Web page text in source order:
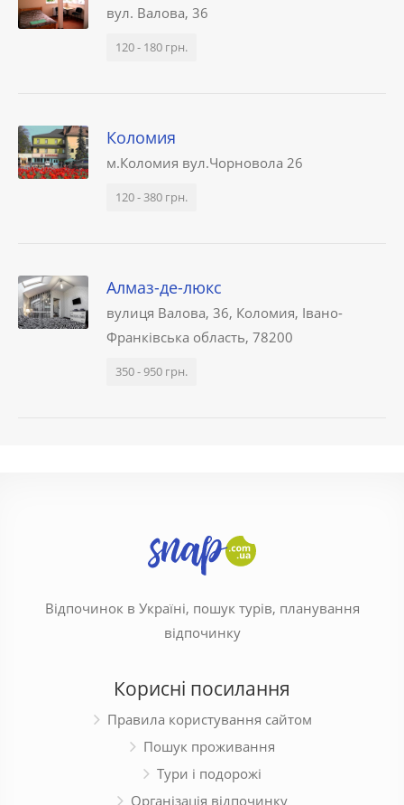
вул. Валова, 36
120 - 180 грн.
Коломия
м.Коломия вул.Чорновола 26
120 - 380 грн.
Алмаз-де-люкс
вулиця Валова, 36, Коломия, Івано-
Франківська область, 78200
350 - 950 грн.
Відпочинок в Україні, пошук турів, планування
відпочинку
Корисні посилання
Правила користування сайтом
Пошук проживання
Тури і подорожі
Організація відпочинку